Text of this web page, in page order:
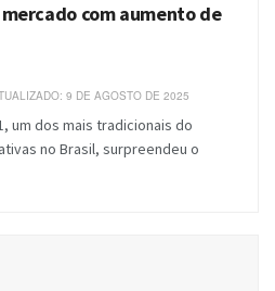
com aumento de
9 DE AGOSTO DE 2025
um dos mais tradicionais do
no Brasil, surpreendeu o